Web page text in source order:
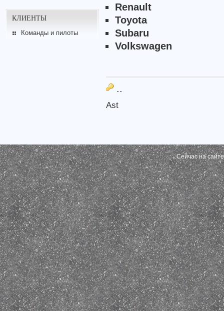
КЛИЕНТЫ
Команды и пилоты
Renault
Toyota
Subaru
Volkswagen
..
Ast
Сейчас на